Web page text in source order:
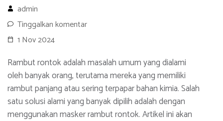
admin
Tinggalkan komentar
1 Nov 2024
Rambut rontok adalah masalah umum yang dialami
oleh banyak orang, terutama mereka yang memiliki
rambut panjang atau sering terpapar bahan kimia. Salah
satu solusi alami yang banyak dipilih adalah dengan
menggunakan masker rambut rontok. Artikel ini akan